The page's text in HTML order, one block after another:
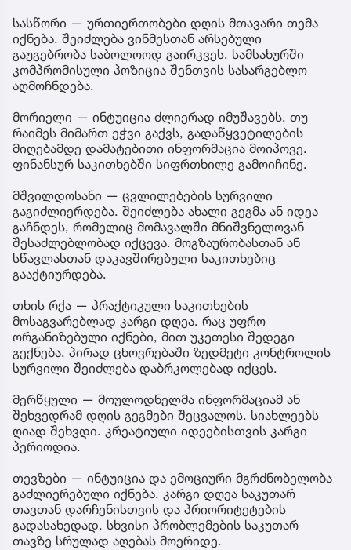
სასწორი — ურთიერთობები დღის მთავარი თემა
იქნება. შეიძლება ვინმესთან არსებული
გაუგებრობა საბოლოოდ გაირკვეს. სამსახურში
კომპრომისული პოზიცია შენთვის სასარგებლო
აღმოჩნდება.
მორიელი — ინტუიცია ძლიერად იმუშავებს. თუ
რაიმეს მიმართ ეჭვი გაქვს, გადაწყვეტილების
მიღებამდე დამატებითი ინფორმაცია მოიპოვე.
ფინანსურ საკითხებში სიფრთხილე გამოიჩინე.
მშვილდოსანი — ცვლილებების სურვილი
გაგიძლიერდება. შეიძლება ახალი გეგმა ან იდეა
გაჩნდეს, რომელიც მომავალში მნიშვნელოვან
შესაძლებლობად იქცევა. მოგზაურობასთან ან
სწავლასთან დაკავშირებული საკითხებიც
გააქტიურდება.
თხის რქა — პრაქტიკული საკითხების
მოსაგვარებლად კარგი დღეა. რაც უფრო
ორგანიზებული იქნები, მით უკეთესი შედეგი
გექნება. პირად ცხოვრებაში ზედმეტი კონტროლის
სურვილი შეიძლება დაბრკოლებად იქცეს.
მერწყული — მოულოდნელმა ინფორმაციამ ან
შეხვედრამ დღის გეგმები შეცვალოს. სიახლეებს
ღიად შეხვდი. კრეატიული იდეებისთვის კარგი
პერიოდია.
თევზები — ინტუიცია და ემოციური მგრძნობელობა
გაძლიერებული იქნება. კარგი დღეა საკუთარ
თავთან დარჩენისთვის და პრიორიტეტების
გადასახედად. სხვისი პრობლემების საკუთარ
თავზე სრულად აღებას მოერიდე.